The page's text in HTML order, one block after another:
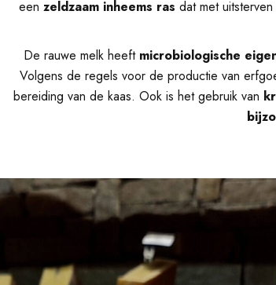
een zeldzaam inheems ras dat met
De rauwe melk heeft microbiologische
Volgens de regels voor de productie van
bereiding van de kaas. Ook is het gebruik van